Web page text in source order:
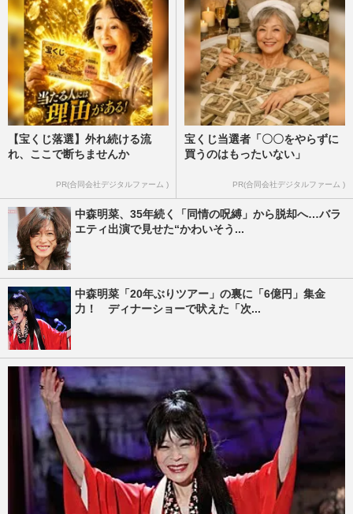
【宝くじ落選】外れ続ける流
れ、ここで断ちませんか
PR(合同会社デジタルファーム )
宝くじ当選者「〇〇をやらずに
買うのはもったいない」
PR(合同会社デジタルファーム )
中森明菜、35年続く「同情の呪縛」から脱却へ…バラ
エティ出演で見せた“かわいそう...
中森明菜「20年ぶりツアー」の裏に「6億円」集金
力！ ディナーショーで吠えた「次...